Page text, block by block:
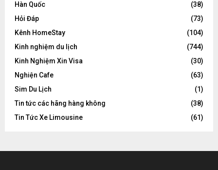
Hàn Quốc
(38)
Hỏi Đáp
(73)
Kênh HomeStay
(104)
Kinh nghiệm du lịch
(744)
Kinh Nghiệm Xin Visa
(30)
Nghiện Cafe
(63)
Sim Du Lịch
(1)
Tin tức các hãng hàng không
(38)
Tin Tức Xe Limousine
(61)